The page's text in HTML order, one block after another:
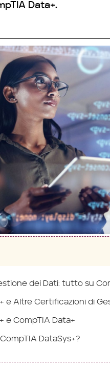
Data+.
dei Dati: tutto su
e Altre Certificazioni di
e CompTIA Data+
DataSys+?